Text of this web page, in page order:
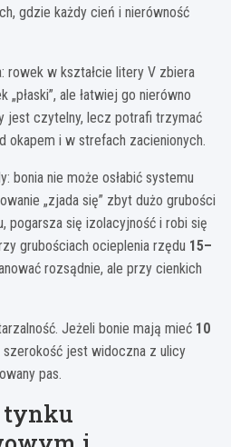
gdzie każdy cień i nierówność
rowek w kształcie litery V zbiera
ale łatwiej go nierówno
jest czytelny, lecz potrafi trzymać
okapem i w strefach zacienionych.
bonia nie może osłabić systemu
„zjada się” zbyt dużo grubości
pogarsza się izolacyjność i robi się
grubościach ocieplenia rzędu 15–
rozsądnie, ale przy cienkich
Jeżeli bonie mają mieć 10
jest widoczna z ulicy
pas.
tynku